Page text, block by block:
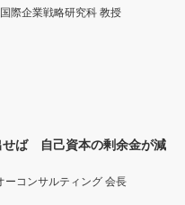
際企業戦略研究科 教授
ば 自己資本の剰余金が減
ーコンサルティング 会長